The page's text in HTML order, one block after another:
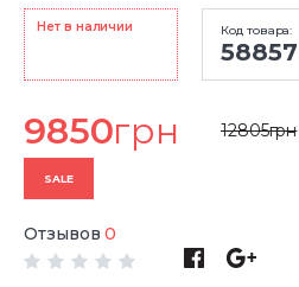
Нет в наличии Код товара:
58857
9850грн 12805грн
SALE
Отзывов 0